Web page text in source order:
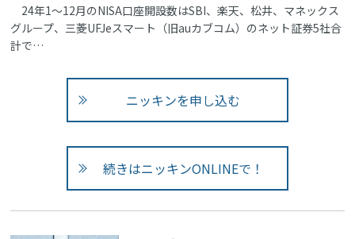
24年1～12月のNISA口座開設数はSBI、楽天、松井、マネックス
グループ、三菱UFJeスマート（旧auカブコム）のネット証券5社合
計で…
ニッキンを申し込む
続きはニッキンONLINEで！